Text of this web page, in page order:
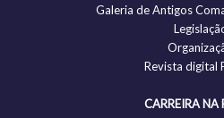
Galeria de Antigos
Revista digital
CARREIRA NA